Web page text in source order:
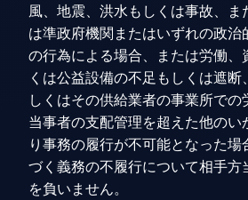
風、地震、洪水もしくは事故、ま
は準政府機関またはいずれの政治
の行為による場合、または労働、
くは公益設備の不足もしくは遮
しくはその供給業者の事業所で
当事者の支配管理を超えた他のい
り事務の履行が不可能となった
づく義務の不履行について相手方
を負いません。